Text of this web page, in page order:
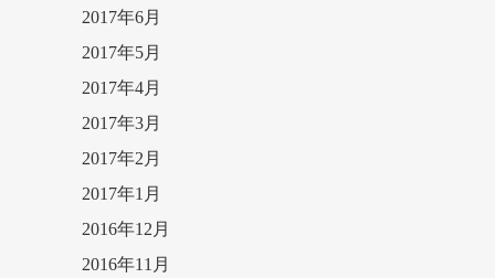
2017年6月
2017年5月
2017年4月
2017年3月
2017年2月
2017年1月
2016年12月
2016年11月